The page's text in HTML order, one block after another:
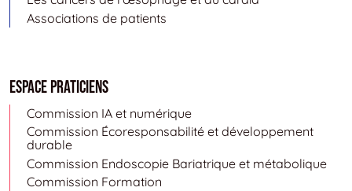
Associations de patients
Espace Praticiens
Commission IA et numérique
Commission Écoresponsabilité et développement
durable
Commission Endoscopie Bariatrique et métabolique
Commission Formation